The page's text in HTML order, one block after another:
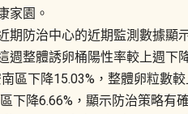
家園。
期防治中心的近期監測數據顯
整體誘卵桶陽性率較上週下
區下降15.03%，整體卵粒數
下降6.66%，顯示防治策略有